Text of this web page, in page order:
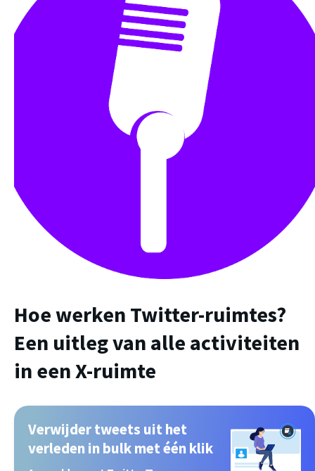
Hoe werken Twitter-ruimtes?
Een uitleg van alle activiteiten
in een X-ruimte
Verwijder tweets uit het
verleden in bulk met één klik